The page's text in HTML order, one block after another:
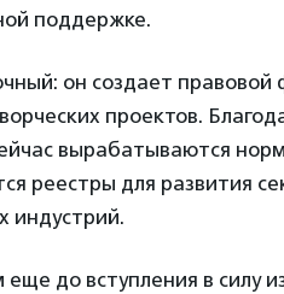
поддержке.
он создает правовой
проектов.
вырабатываются
реестры для развития
индустрий.
до вступления в силу